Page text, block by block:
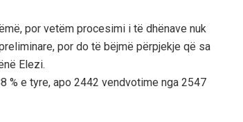
por vetëm procesimi i të dhënave nuk
por do të bëjmë përpjekje që sa
Elezi.
% e tyre, apo 2442 vendvotime nga 2547